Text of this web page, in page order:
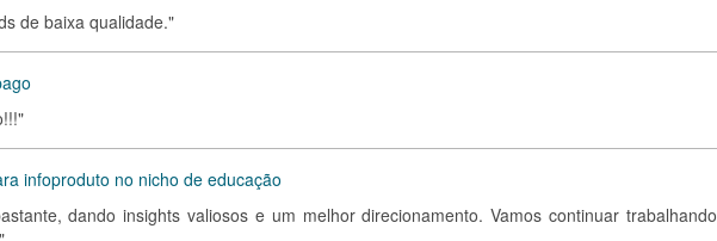
de baixa qualidade."
infoproduto no nicho de educação
dando insights valiosos e um melhor direcionamento. Vamos continuar trabalhando